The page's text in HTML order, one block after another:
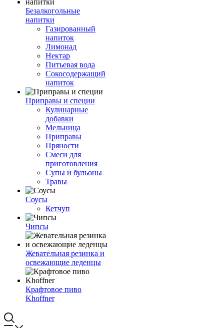
Безалкогольные
напитки
Газированный
напиток
Лимонад
Нектар
Питьевая вода
Сокосодержащий
напиток
Приправы и специи
Кулинарные
добавки
Мельница
Приправы
Пряности
Смеси для
приготовления
Супы и бульоны
Травы
Соусы
Кетчуп
Чипсы
Жевательная резинка и
освежающие леденцы
Крафтовое пиво
Khoffner